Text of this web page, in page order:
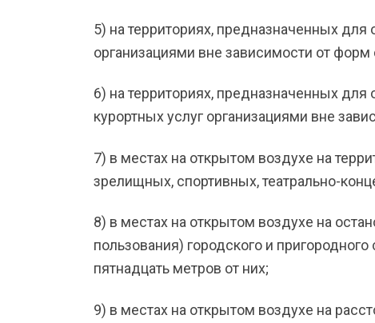
5) на территориях, предназначенных для
организациями вне зависимости от форм
6) на территориях, предназначенных
курортных услуг организациями вне
7) в местах на открытом воздухе на
зрелищных, спортивных, театрально-
8) в местах на открытом воздухе на
пользования) городского и
пятнадцать метров от них;
9) в местах на открытом воздухе на